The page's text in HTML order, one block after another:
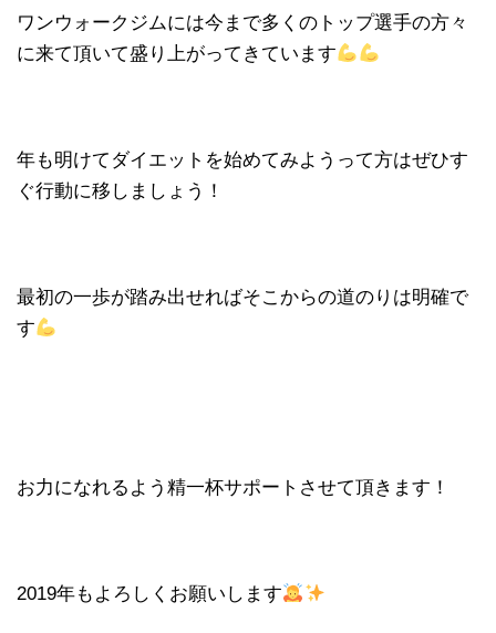
ワンウォークジムには今まで多くのトップ選手の方々
に来て頂いて盛り上がってきています
年も明けてダイエットを始めてみようって方はぜひす
ぐ行動に移しましょう！
最初の一歩が踏み出せればそこからの道のりは明確で
す
お力になれるよう精一杯サポートさせて頂きます！
2019年もよろしくお願いします